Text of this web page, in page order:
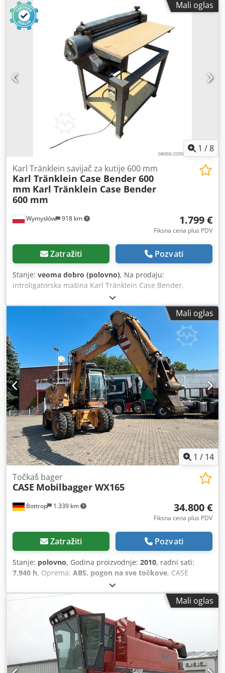
broj: DCH210R5NCEAH2500 Tehničke informacije Broj
cilindara: 4 Sopstvena težina: 22.600 kg Funkcionalno
Radna širina: 300 cm CE oznaka: da Stanje Tehničko stanje:
veoma dobro Vizuelno stanje: veoma dobro Finansijske
informacije Cena: Na upit Chodpfx Asy En Ndsntsa
Garancija Garancija: Iz prve ruke, kompletno servisna
evidencija, odmah spremna za rad! - 80% stanja
guseničnog podvozja - Uključuje 3 kašike: 1300 mm, 450
mm i 2000 mm kašika za čišćenje kanala - Opcionalno sa
TOPCON 3D-SISTEMOM iz 2021.
Mali oglas
1 /8
Wymysłów 918 km
Karl Tränklein savijač za kutije 600 mm
Karl Tränklein Case Bender 600
mm Karl Tränklein Case Bender
600 mm
1.799 €
Fiksna cena plus PDV
Zatražiti Pozvati
Stanje: veoma dobro (polovno), Na prodaju:
introligatorska mašina Karl Tränklein Case Bender,
namenjena za formiranje i savijanje hrbata korica knjiga u
tvrdom povezu. Uređaj daje koricama odgovarajući radijus,
što omogućava savršeno prilagođavanje bloku knjige.
Mašina je opremljena podesivim valjcima koji omogućavaju
prilagođavanje različitim debljinama korica. Čvrsta, livena
konstrukcija obezbeđuje visoku preciznost i dugovečnost.
Tehnički podaci: Proizvođač: Karl Tränklein Tip: Case
Bender / mašina za formiranje hrbata Radna širina: cca
600 mm Podešavanje pritiska valjaka Stabilna livena
konstrukcija Električni pogon Radni sto Stanje: polovna
Primena: proizvodnja knjiga u tvrdom povezu,
knjigoveznice, štamparije, poligrafske firme,
Chjdpsziwnbefx Antja proizvodnja albuma, kataloga i
korica.
Mali oglas
1 / 14
Bottrop 1.339 km
Točkaš bager
CASE Mobilbagger WX165
34.800 €
Fiksna cena plus PDV
Zatražiti Pozvati
Stanje: polovno, Godina proizvodnje: 2010, radni sati:
7.940 h, Oprema: ABS, pogon na sve točkove, CASE
Mobilni bager Tip: WX165 (Hidraulični bager) Broj tipskog
odobrenja: N211 Proizvođač motora: Case Snaga motora:
105 kW Radni sati: 7940 h Dozvoljena ukupna masa: 18000
kg Dužina za transport: 8,19 m Širina za transport: 1,91 m
Visina za transport: 2,89 m Boja: Žuta - Upravljanje
džoistikom - Ravnalica - Kamera Rado ćemo vam pružiti
podršku i u oblasti finansiranja/lizinga, uz pomoć naših
partnera. Sve informacije su bez garancije. Podložno
greškama i mogućim promenama. Cjdpfx Aezripcsnteha
Mali oglas